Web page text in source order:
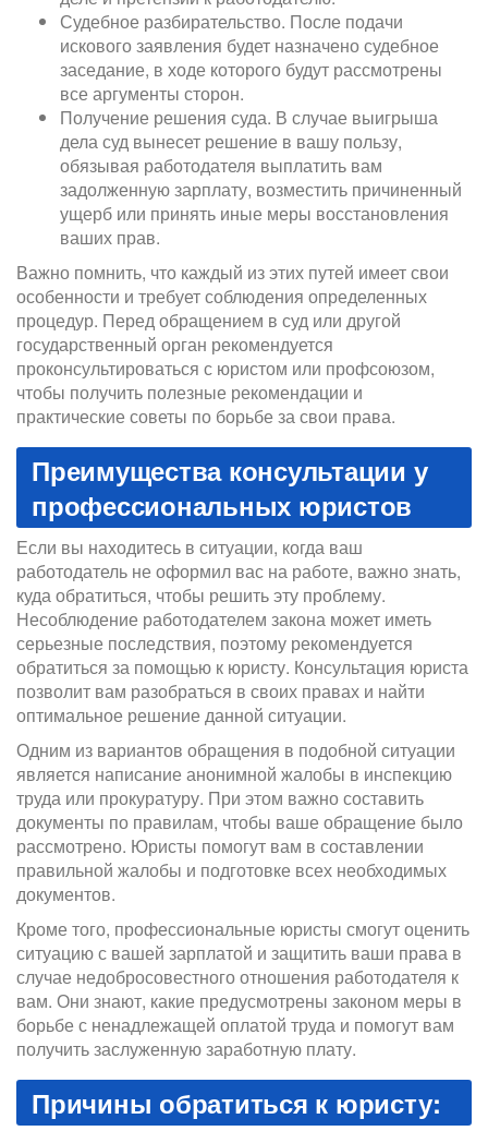
Судебное разбирательство. После подачи
искового заявления будет назначено судебное
заседание, в ходе которого будут рассмотрены
все аргументы сторон.
Получение решения суда. В случае выигрыша
дела суд вынесет решение в вашу пользу,
обязывая работодателя выплатить вам
задолженную зарплату, возместить причиненный
ущерб или принять иные меры восстановления
ваших прав.
Важно помнить, что каждый из этих путей имеет свои
особенности и требует соблюдения определенных
процедур. Перед обращением в суд или другой
государственный орган рекомендуется
проконсультироваться с юристом или профсоюзом,
чтобы получить полезные рекомендации и
практические советы по борьбе за свои права.
Преимущества консультации у
профессиональных юристов
Если вы находитесь в ситуации, когда ваш
работодатель не оформил вас на работе, важно знать,
куда обратиться, чтобы решить эту проблему.
Несоблюдение работодателем закона может иметь
серьезные последствия, поэтому рекомендуется
обратиться за помощью к юристу. Консультация юриста
позволит вам разобраться в своих правах и найти
оптимальное решение данной ситуации.
Одним из вариантов обращения в подобной ситуации
является написание анонимной жалобы в инспекцию
труда или прокуратуру. При этом важно составить
документы по правилам, чтобы ваше обращение было
рассмотрено. Юристы помогут вам в составлении
правильной жалобы и подготовке всех необходимых
документов.
Кроме того, профессиональные юристы смогут оценить
ситуацию с вашей зарплатой и защитить ваши права в
случае недобросовестного отношения работодателя к
вам. Они знают, какие предусмотрены законом меры в
борьбе с ненадлежащей оплатой труда и помогут вам
получить заслуженную заработную плату.
Причины обратиться к юристу: